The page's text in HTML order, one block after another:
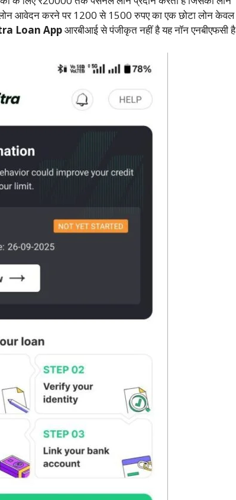
लोन आवेदन करने पर 1200 से 1500 रुपए का एक छोटा लोन केवल
Loan Appआरबीआई से पंजीकृत नहीं है यह नॉन एनबीएफसी है